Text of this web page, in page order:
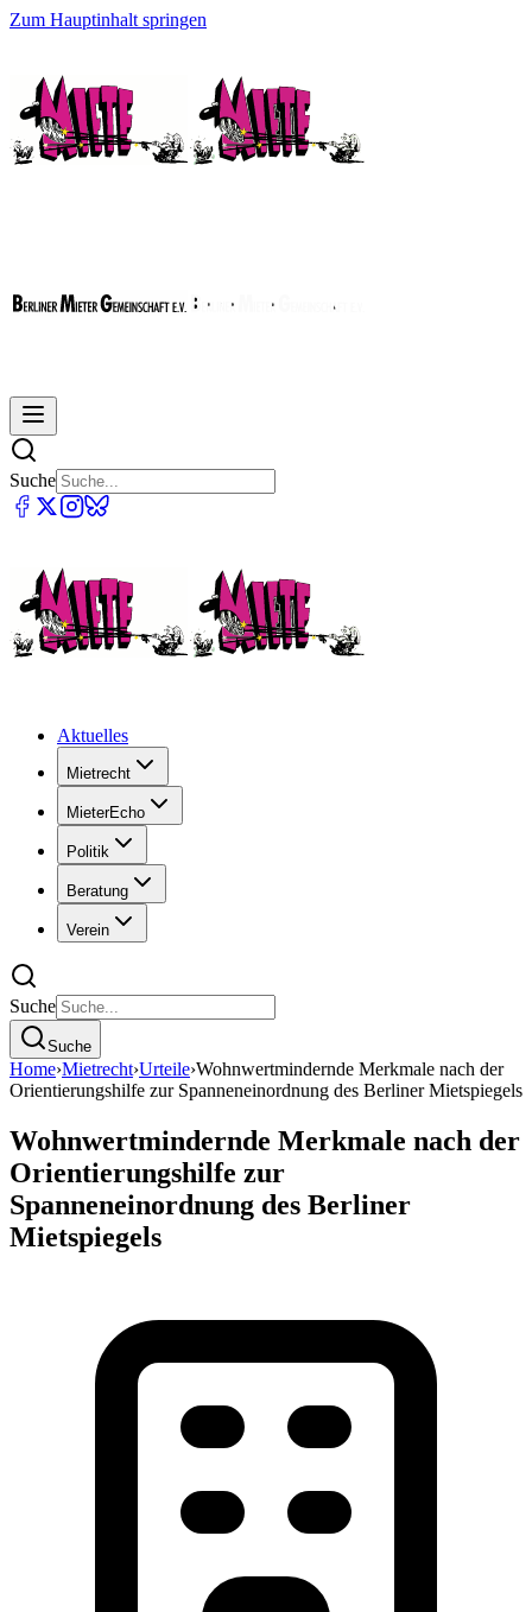
Zum Hauptinhalt springen
Suche
Aktuelles
Mietrecht
MieterEcho
Politik
Beratung
Verein
Suche
Suche
Home›Mietrecht›Urteile›Wohnwertmindernde Merkmale nach der
Orientierungshilfe zur Spanneneinordnung des Berliner Mietspiegels
Wohnwertmindernde Merkmale nach der
Orientierungshilfe zur
Spanneneinordnung des Berliner
Mietspiegels